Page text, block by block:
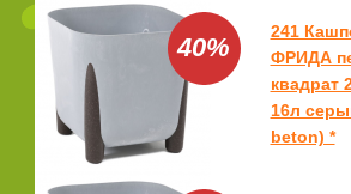
40%
241
ФРИДА
квадрат
16л
beton) *